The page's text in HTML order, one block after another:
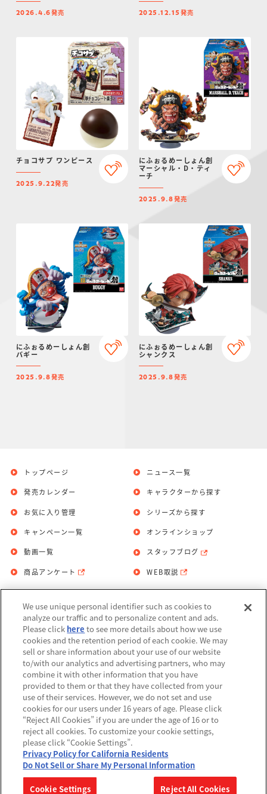
2026.4.6発売 2025.12.15 発売
チョコサプ ワンピース
2025.9.22発売
にふぉるめーしょん創
マーシャル・D・ティ
ーチ
2025.9.8発売
にふぉるめーしょん創
バギー
2025.9.8発売
にふぉるめーしょん創
シャンクス
2025.9.8発売
トップページ
発売カレンダー
お気に入り管理
ニュース一覧
キャラクターから探す
シリーズから探す
キャンペーン一覧
動画一覧
商品アンケート
オンラインショップ
スタッフブログ
WEB取説
お問い合わせ 個人情報保護方針
利用規約
Do Not Sell or Share My Personal
Information
アレルギー情報
©BANDAI
▼コピーライト一覧を表示する
We use unique personal identifier such as cookies to
analyze our traffic and to personalize content and ads.
Please click here to see more details about how we use
cookies and the retention period of each cookie. We may
sell or share information about your use of our website
to/with our analytics and advertising partners, who may
combine it with other information that you have
provided to them or that they have collected from your
use of their services. However, we do not set and use
cookies for our users under 16 years of age. Please click
“Reject All Cookies” if you are under the age of 16 or to
reject all cookies. To customize your cookie settings,
please click “Cookie Settings”.
Privacy Policy for California Residents
Do Not Sell or Share My Personal Information
Cookie Settings Reject All Cookies